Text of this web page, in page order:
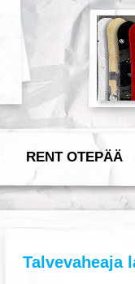
RENT OTEPÄÄ
Talvevaheaja